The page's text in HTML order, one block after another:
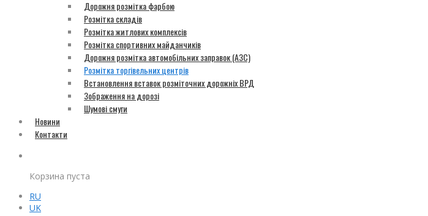
Дорожня розмітка фарбою
Розмітка складів
Розмітка житлових комплексів
Розмітка спортивних майданчиків
Дорожня розмітка автомобільних заправок (АЗС)
Розмітка торгівельних центрів
Встановлення вставок розміточних дорожніх ВРД
Зображення на дорозі
Шумові смуги
Новини
Контакти
Корзина пуста
RU
UK